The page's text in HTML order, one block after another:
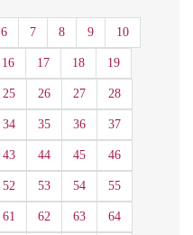
6 7 8 9 10
16 17 18 19
25 26 27 28
34 35 36 37
43 44 45 46
52 53 54 55
61 62 63 64